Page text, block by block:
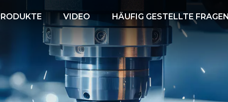
VIDEO HÄUFIG GESTELLTE FRAGEN